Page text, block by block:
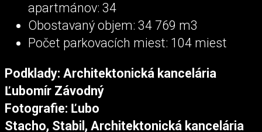
apartmánov: 34
Obostavaný objem: 34 769 m3
Počet parkovacích miest: 104 miest
Podklady: Architektonická kancelária
Ľubomír Závodný
Fotografie: Ľubo
Stacho, Stabil, Architektonická kancelária